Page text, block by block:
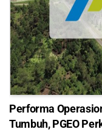
Performa
Tumbuh, PGEO